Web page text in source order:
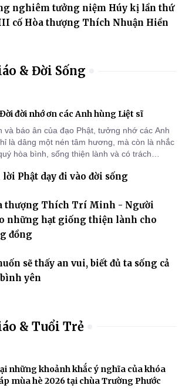
nghiêm tưởng niệm Húy kị lần thứ
cố Hòa thượng Thích Nhuận Hiền
& Đời Sống
đời nhớ ơn các Anh hùng Liệt sĩ
và báo ân của đạo Phật, tưởng nhớ các Anh
là dâng một nén tâm hương, mà còn là nhắc
hòa bình, sống thiện lành và có trách
Phật dạy đi vào đời sống
thượng Thích Trí Minh - Người
những hạt giống thiện lành cho
đồng
sẽ thấy an vui, biết đủ ta sống cả
yên
& Tuổi Trẻ
những khoảnh khắc ý nghĩa của khóa
mùa hè 2026 tại chùa Trường Phước